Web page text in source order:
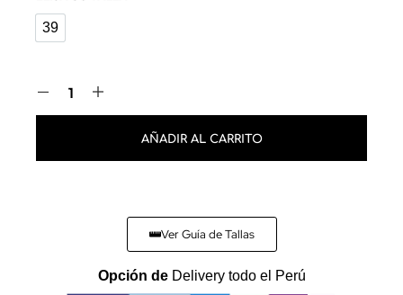
39
39
AÑADIR AL CARRITO
Ver Guía de Tallas
Opción de Delivery todo el Perú